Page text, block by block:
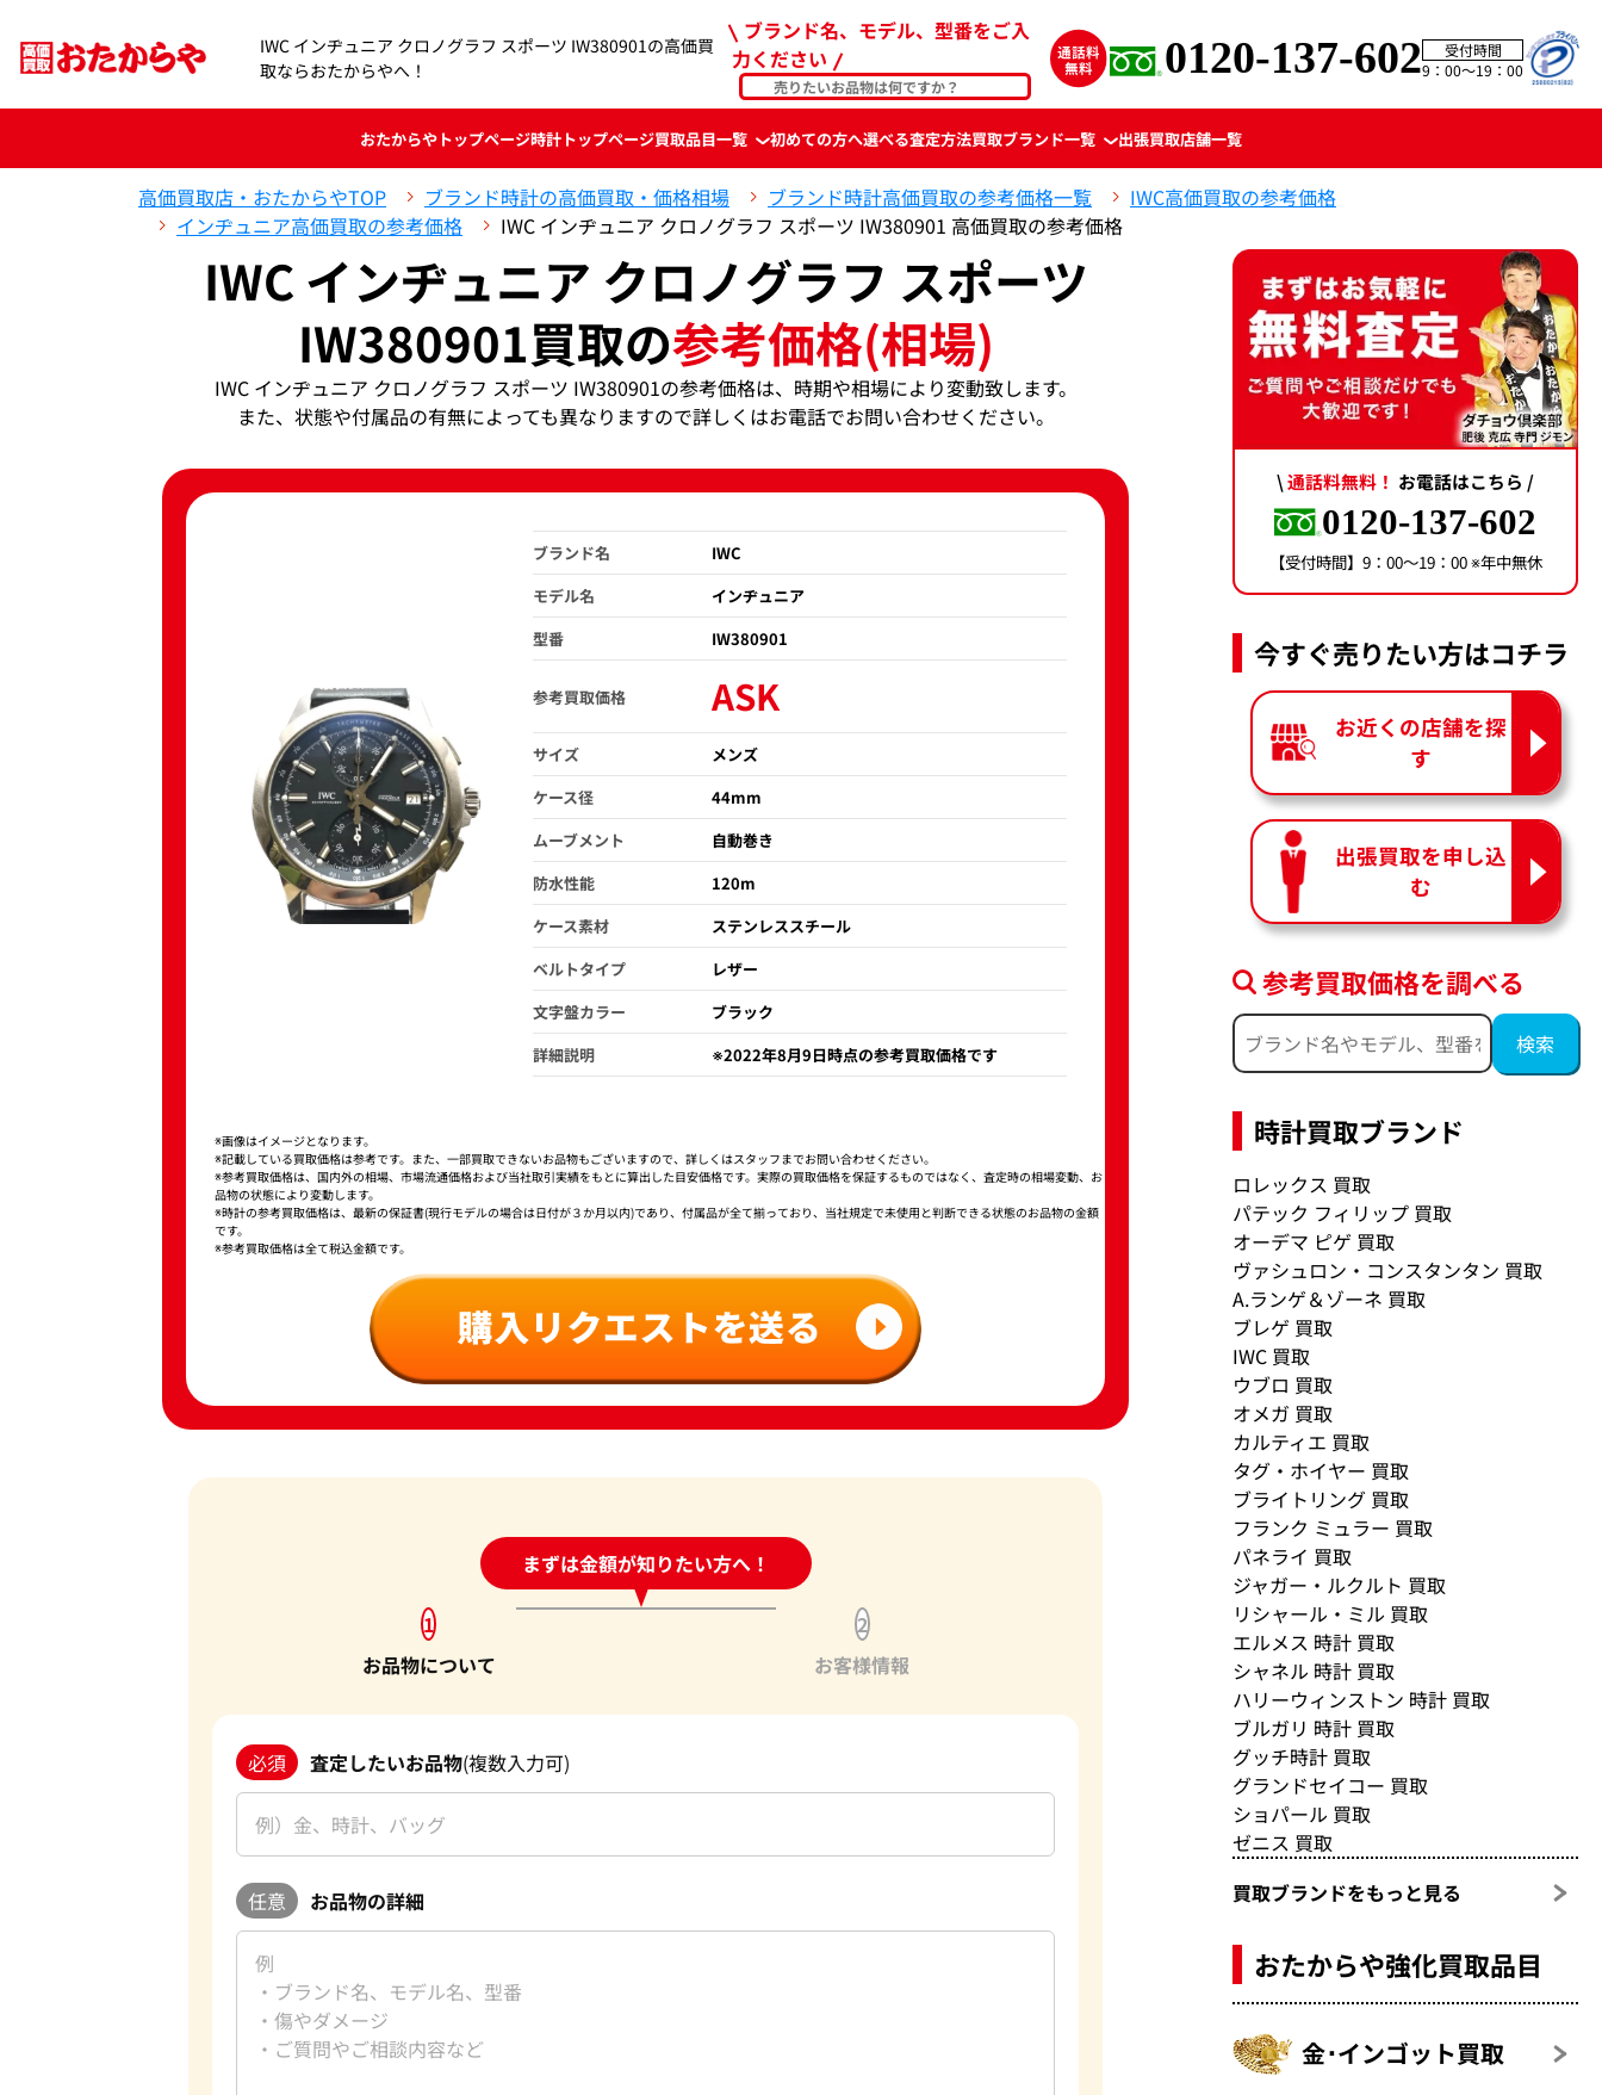
IWC インヂュニア クロノグラフ スポーツ IW380901の高価買
取ならおたからやへ！
ブランド名、モデル、型番をご入
力ください
0120-137-602
受付時間
9：00〜19：00
おたからやトップページ時計トップページ買取品目一覧 初めての方へ選べる査定方法買取ブランド一覧 出張買取店舗一覧
高価買取店・おたからやTOP ブランド時計の高価買取・価格相場 ブランド時計高価買取の参考価格一覧
IWC高価買取の参考価格
インヂュニア高価買取の参考価格
IWC インヂュニア クロノグラフ スポーツ IW380901 高価買取の参考価格
IWC インヂュニア クロノグラフ スポーツ
IW380901買取の参考価格(相場)
IWC インヂュニア クロノグラフ スポーツ IW380901の参考価格は、時期や相場により変動致します。
また、状態や付属品の有無によっても異なりますので詳しくはお電話でお問い合わせください。
ブランド名
IWC
モデル名
インヂュニア
型番
IW380901
参考買取価格 ASK
サイズ
メンズ
ケース径
44mm
ムーブメント
自動巻き
防水性能
120m
ケース素材
ステンレススチール
ベルトタイプ
レザー
文字盤カラー
ブラック
詳細説明
※2022年8月9日時点の参考買取価格です
※画像はイメージとなります。
※記載している買取価格は参考です。また、一部買取できないお品物もございますので、詳しくはスタッフまでお問い合わせください。
※参考買取価格は、国内外の相場、市場流通価格および当社取引実績をもとに算出した目安価格です。実際の買取価格を保証するものではなく、査定時の相場変動、お
品物の状態により変動します。
※時計の参考買取価格は、最新の保証書(現行モデルの場合は日付が３か月以内)であり、付属品が全て揃っており、当社規定で未使用と判断できる状態のお品物の金額
です。
※参考買取価格は全て税込金額です。
まずは金額が知りたい方へ！
24時間受付中!問い合わせフォーム
1
お品物について
2
お客様情報
必須 査定したいお品物(複数入力可)
任意 お品物の詳細
\通話料無料！ お電話はこちら /
0120-137-602
【受付時間】9：00〜19：00 ※年中無休
今すぐ売りたい方はコチラ
お近くの店舗を探
す
出張買取を申し込
む
参考買取価格を調べる
時計買取ブランド
ロレックス 買取
パテック フィリップ 買取
オーデマ ピゲ 買取
ヴァシュロン・コンスタンタン 買取
A.ランゲ＆ゾーネ 買取
ブレゲ 買取
IWC 買取
ウブロ 買取
オメガ 買取
カルティエ 買取
タグ・ホイヤー 買取
ブライトリング 買取
フランク ミュラー 買取
パネライ 買取
ジャガー・ルクルト 買取
リシャール・ミル 買取
エルメス 時計 買取
シャネル 時計 買取
ハリーウィンストン 時計 買取
ブルガリ 時計 買取
グッチ時計 買取
グランドセイコー 買取
ショパール 買取
ゼニス 買取
買取ブランドをもっと見る
おたからや強化買取品目
金･インゴット買取